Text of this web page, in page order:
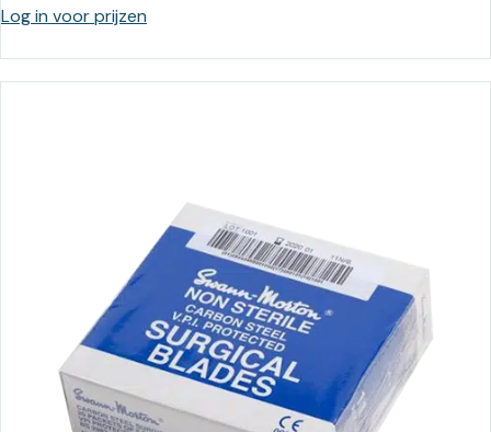
Log in voor prijzen